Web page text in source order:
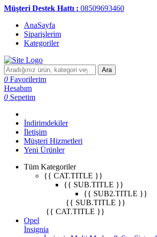
Müşteri Destek Hattı : 08509693460
AnaSayfa
Siparişlerim
Kategoriler
Ara
0 Favorilerim
Hesabım
0 Sepetim
İndirimdekiler
İletişim
Müşteri Hizmetleri
Yeni Ürünler
Tüm Kategoriler
{{ CAT.TITLE }}
{{ SUB.TITLE }}
{{ SUB2.TITLE }}
{{ SUB.TITLE }}
{{ CAT.TITLE }}
Opel
İnsignia